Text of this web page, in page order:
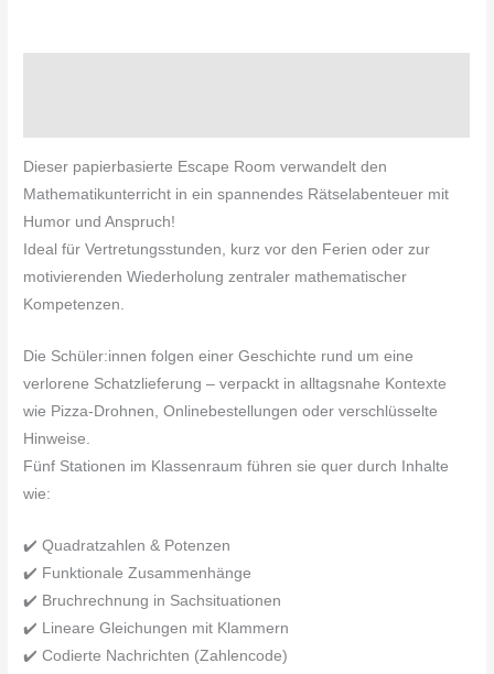
Dieser papierbasierte Escape Room verwandelt den
Mathematikunterricht in ein spannendes Rätselabenteuer mit
Humor und Anspruch!
Ideal für Vertretungsstunden, kurz vor den Ferien oder zur
motivierenden Wiederholung zentraler mathematischer
Kompetenzen.
Die Schüler:innen folgen einer Geschichte rund um eine
verlorene Schatzlieferung – verpackt in alltagsnahe Kontexte
wie Pizza-Drohnen, Onlinebestellungen oder verschlüsselte
Hinweise.
Fünf Stationen im Klassenraum führen sie quer durch Inhalte
wie:
✔️ Quadratzahlen & Potenzen
✔️ Funktionale Zusammenhänge
✔️ Bruchrechnung in Sachsituationen
✔️ Lineare Gleichungen mit Klammern
✔️ Codierte Nachrichten (Zahlencode)